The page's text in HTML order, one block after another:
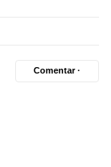
Comentar ·